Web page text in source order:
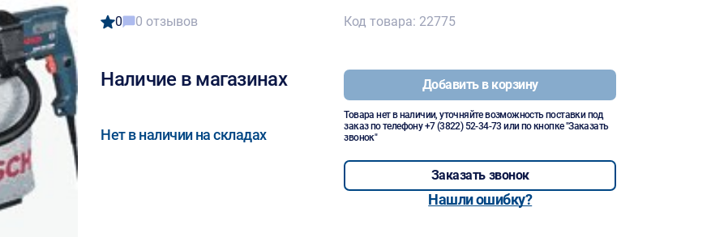
0 0 отзывов
Наличие в магазинах
Нет в наличии на складах
Код товара: 22775
Добавить в корзину
Товара нет в наличии, уточняйте возможность поставки под
заказ по телефону+7 (3822) 52-34-73 или по кнопке "Заказать
звонок"
Заказать звонок
Нашли ошибку?